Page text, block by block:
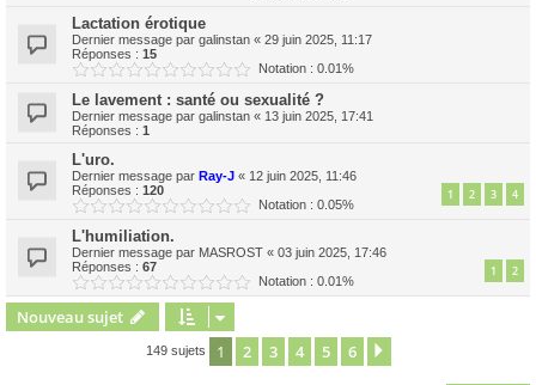
Lactation érotique
Dernier message par galinstan « 29 juin 2025, 11:17
Réponses : 15
Notation : 0.01%
Le lavement : santé ou sexualité ?
Dernier message par galinstan « 13 juin 2025, 17:41
Réponses : 1
L'uro.
Dernier message par Ray-J « 12 juin 2025, 11:46
Réponses : 120 1 2 3 4
Notation : 0.05%
L'humiliation.
Dernier message par MASROST « 03 juin 2025, 17:46
Réponses : 67 1 2
Notation : 0.01%
Nouveau sujet
149 sujets 1 2 3 4 5 6